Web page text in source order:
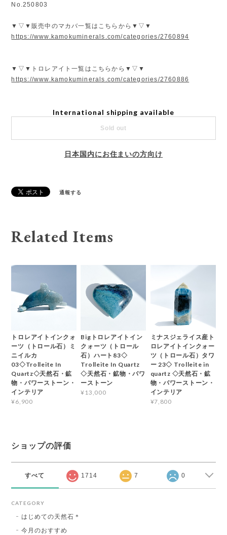
No.250803
▼▽▼販売中のマカバ一覧はこちらから▼▽▼
https://www.kamokuminerals.com/categories/2760894
▼▽▼トロレアイト一覧はこちらから▼▽▼
https://www.kamokuminerals.com/categories/2760886
International shipping available
Sold out
日本国内にお住まいの方向け
通報する
Related Items
トロレアイトインクォ
ーツ（トロール石）ミ
ニイルカ
03◇Trolleite In
Quartz◇天然石・鉱
物・パワーストーン・
インテリア
¥6,900
Bigトロレアイトイン
クォーツ（トロール
石）ハート83◇
Trolleite In Quartz
◇天然石・鉱物・パワ
ーストーン
¥13,000
ミナスジェライス産ト
ロレアイトインクォー
ツ（トロール石）タワ
ー 23◇ Trolleite in
quartz ◇天然石・鉱
物・パワーストーン・
インテリア
¥7,800
ショップの評価
すべて 1714 7 0
CATEGORY
はじめての天然石＊
今月のおすすめ